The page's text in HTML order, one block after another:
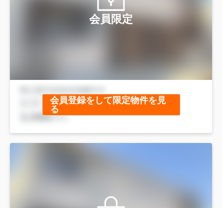
会員限定
会員登録をして限定物件を見
る